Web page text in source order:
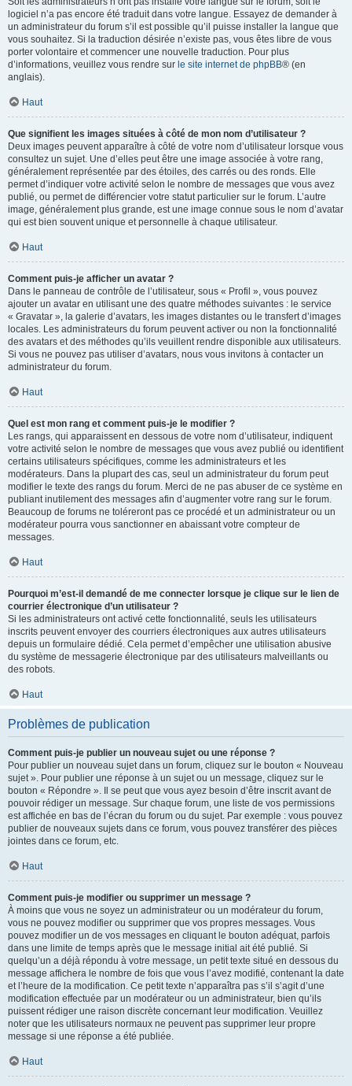
logiciel n’a pas encore été traduit dans votre langue. Essayez de demander à
un administrateur du forum s’il est possible qu’il puisse installer la langue que
vous souhaitez. Si la traduction désirée n’existe pas, vous êtes libre de vous
porter volontaire et commencer une nouvelle traduction. Pour plus
d’informations, veuillez vous rendre sur le site internet de phpBB® (en
anglais).
Haut
Que signifient les images situées à côté de mon nom d’utilisateur ?
Deux images peuvent apparaître à côté de votre nom d’utilisateur lorsque vous
consultez un sujet. Une d’elles peut être une image associée à votre rang,
généralement représentée par des étoiles, des carrés ou des ronds. Elle
permet d’indiquer votre activité selon le nombre de messages que vous avez
publié, ou permet de différencier votre statut particulier sur le forum. L’autre
image, généralement plus grande, est une image connue sous le nom d’avatar
qui est bien souvent unique et personnelle à chaque utilisateur.
Haut
Comment puis-je afficher un avatar ?
Dans le panneau de contrôle de l’utilisateur, sous « Profil », vous pouvez
ajouter un avatar en utilisant une des quatre méthodes suivantes : le service
« Gravatar », la galerie d’avatars, les images distantes ou le transfert d’images
locales. Les administrateurs du forum peuvent activer ou non la fonctionnalité
des avatars et des méthodes qu’ils veuillent rendre disponible aux utilisateurs.
Si vous ne pouvez pas utiliser d’avatars, nous vous invitons à contacter un
administrateur du forum.
Haut
Quel est mon rang et comment puis-je le modifier ?
Les rangs, qui apparaissent en dessous de votre nom d’utilisateur, indiquent
votre activité selon le nombre de messages que vous avez publié ou identifient
certains utilisateurs spécifiques, comme les administrateurs et les
modérateurs. Dans la plupart des cas, seul un administrateur du forum peut
modifier le texte des rangs du forum. Merci de ne pas abuser de ce système en
publiant inutilement des messages afin d’augmenter votre rang sur le forum.
Beaucoup de forums ne toléreront pas ce procédé et un administrateur ou un
modérateur pourra vous sanctionner en abaissant votre compteur de
messages.
Haut
Pourquoi m’est-il demandé de me connecter lorsque je clique sur le lien de
courrier électronique d’un utilisateur ?
Si les administrateurs ont activé cette fonctionnalité, seuls les utilisateurs
inscrits peuvent envoyer des courriers électroniques aux autres utilisateurs
depuis un formulaire dédié. Cela permet d’empêcher une utilisation abusive
du système de messagerie électronique par des utilisateurs malveillants ou
des robots.
Haut
Problèmes de publication
Comment puis-je publier un nouveau sujet ou une réponse ?
Pour publier un nouveau sujet dans un forum, cliquez sur le bouton « Nouveau
sujet ». Pour publier une réponse à un sujet ou un message, cliquez sur le
bouton « Répondre ». Il se peut que vous ayez besoin d’être inscrit avant de
pouvoir rédiger un message. Sur chaque forum, une liste de vos permissions
est affichée en bas de l’écran du forum ou du sujet. Par exemple : vous pouvez
publier de nouveaux sujets dans ce forum, vous pouvez transférer des pièces
jointes dans ce forum, etc.
Haut
Comment puis-je modifier ou supprimer un message ?
À moins que vous ne soyez un administrateur ou un modérateur du forum,
vous ne pouvez modifier ou supprimer que vos propres messages. Vous
pouvez modifier un de vos messages en cliquant le bouton adéquat, parfois
dans une limite de temps après que le message initial ait été publié. Si
quelqu’un a déjà répondu à votre message, un petit texte situé en dessous du
message affichera le nombre de fois que vous l’avez modifié, contenant la date
et l’heure de la modification. Ce petit texte n’apparaîtra pas s’il s’agit d’une
modification effectuée par un modérateur ou un administrateur, bien qu’ils
puissent rédiger une raison discrète concernant leur modification. Veuillez
noter que les utilisateurs normaux ne peuvent pas supprimer leur propre
message si une réponse a été publiée.
Haut